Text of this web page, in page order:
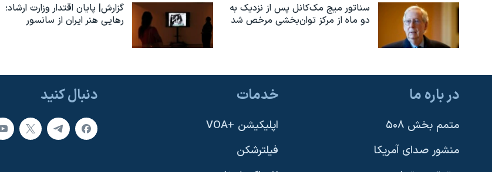
سناتور میچ مک‌کانل پس از نزدیک به
دو ماه از مرکز توان‌بخشی مرخص شد
گزارش| پایان اقتدار وزارت ارشاد؛
رهایی هنر ایران از سانسور
دنبال کنید در باره ما
متمم بخش ۵۰۸
منشور صدای آمریکا
خدمات
اپلیکیشن +VOA
فیلترشکن